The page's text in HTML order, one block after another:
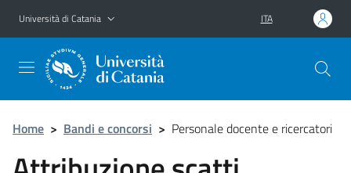
Vai al contenuto principale
Vai al menu di navigazione
Università di Catania ITA
Home > Bandi e concorsi > Personale docente e ricercatori